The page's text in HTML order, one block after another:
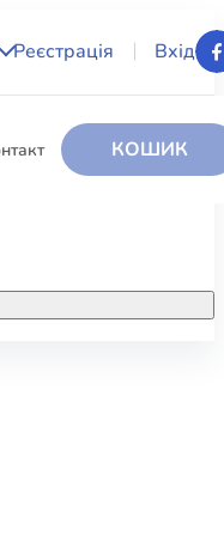
Реєстрація Вхід
КОШИК